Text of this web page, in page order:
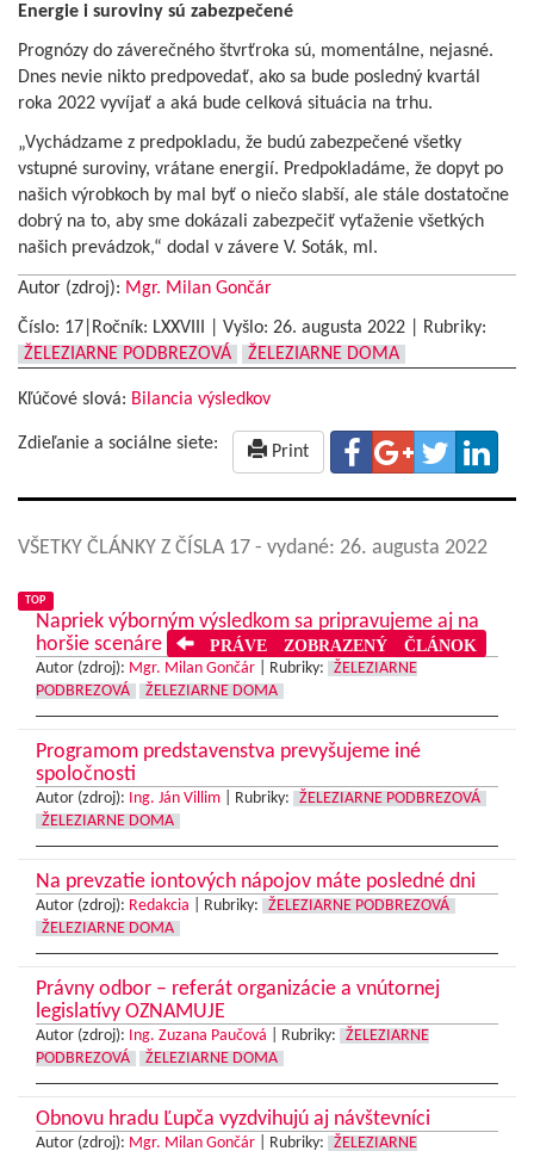
Energie i suroviny sú zabezpečené
Prognózy do záverečného štvrťroka sú, momentálne, nejasné.
Dnes nevie nikto predpovedať, ako sa bude posledný kvartál
roka 2022 vyvíjať a aká bude celková situácia na trhu.
„Vychádzame z predpokladu, že budú zabezpečené všetky
vstupné suroviny, vrátane energií. Predpokladáme, že dopyt po
našich výrobkoch by mal byť o niečo slabší, ale stále dostatočne
dobrý na to, aby sme dokázali zabezpečiť vyťaženie všetkých
našich prevádzok,“ dodal v závere V. Soták, ml.
Autor (zdroj): Mgr. Milan Gončár
Číslo: 17|Ročník: LXXVIII | Vyšlo: 26. augusta 2022
Rubriky:
ŽELEZIARNE PODBREZOVÁ
ŽELEZIARNE DOMA
Kľúčové slová: Bilancia výsledkov
Zdieľanie a sociálne siete: Print
VŠETKY ČLÁNKY Z ČÍSLA 17 - vydané: 26. augusta 2022
TOP
Napriek výborným výsledkom sa pripravujeme aj na
horšie scenáre
PRÁVE ZOBRAZENÝ ČLÁNOK
Autor (zdroj): Mgr. Milan Gončár Rubriky:
ŽELEZIARNE
PODBREZOVÁ
ŽELEZIARNE DOMA
Programom predstavenstva prevyšujeme iné
spoločnosti
Autor (zdroj): Ing. Ján Villim Rubriky:
ŽELEZIARNE PODBREZOVÁ
ŽELEZIARNE DOMA
Na prevzatie iontových nápojov máte posledné dni
Autor (zdroj): Redakcia Rubriky:
ŽELEZIARNE PODBREZOVÁ
ŽELEZIARNE DOMA
Právny odbor – referát organizácie a vnútornej
legislatívy OZNAMUJE
Autor (zdroj): Ing. Zuzana Paučová Rubriky:
ŽELEZIARNE
PODBREZOVÁ
ŽELEZIARNE DOMA
Obnovu hradu Ľupča vyzdvihujú aj návštevníci
Autor (zdroj): Mgr. Milan Gončár Rubriky: ŽELEZIARNE